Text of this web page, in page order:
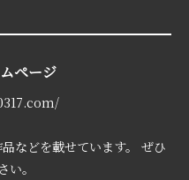
ページ
などを載せています。 ぜひ
い。